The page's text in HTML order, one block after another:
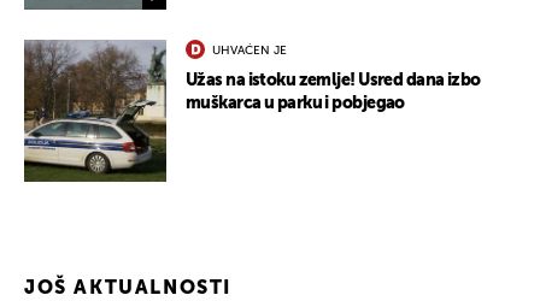
UHVAĆEN JE
Užas na istoku zemlje! Usred dana izbo
muškarca u parku i pobjegao
JOŠ AKTUALNOSTI